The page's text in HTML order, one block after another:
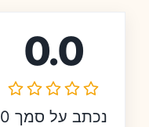
0.0
נכתב על סמך 0